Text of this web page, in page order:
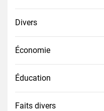
Divers
Économie
Éducation
Faits divers